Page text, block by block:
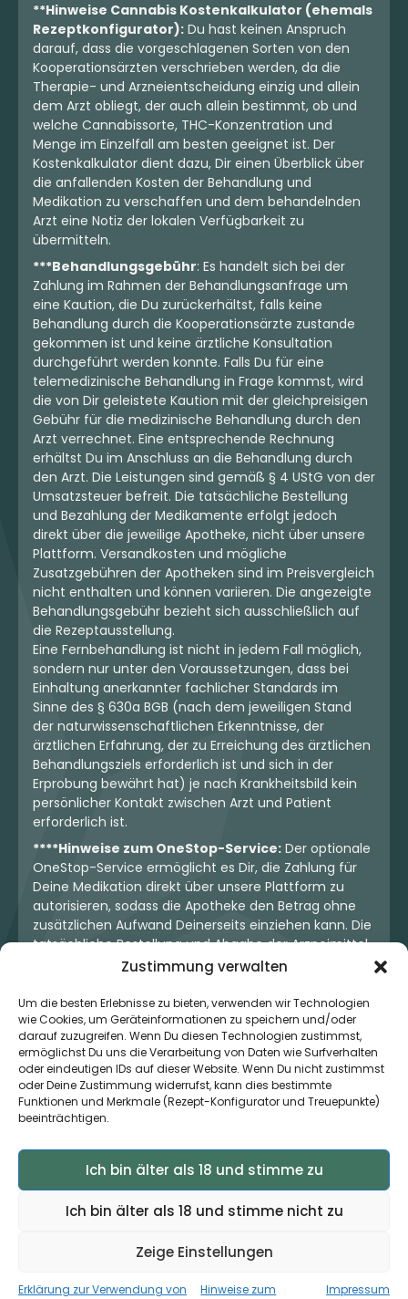
Zustimmung verwalten
Um die besten Erlebnisse zu bieten, verwenden wir Technologien
wie Cookies, um Geräteinformationen zu speichern und/oder
darauf zuzugreifen. Wenn Du diesen Technologien zustimmst,
ermöglichst Du uns die Verarbeitung von Daten wie Surfverhalten
oder eindeutigen IDs auf dieser Website. Wenn Du nicht zustimmst
oder Deine Zustimmung widerrufst, kann dies bestimmte
Funktionen und Merkmale (Rezept-Konfigurator und Treuepunkte)
beeinträchtigen.
Ich bin älter als 18 und stimme zu
Ich bin älter als 18 und stimme nicht zu
Zeige Einstellungen
Erklärung zur Verwendung von
Hinweise zum
Impressum
**Hinweise Cannabis Kostenkalkulator (ehemals
Rezeptkonfigurator): Du hast keinen Anspruch
darauf, dass die vorgeschlagenen Sorten von den
Kooperationsärzten verschrieben werden, da die
Therapie- und Arzneientscheidung einzig und allein
dem Arzt obliegt, der auch allein bestimmt, ob und
welche Cannabissorte, THC-Konzentration und
Menge im Einzelfall am besten geeignet ist. Der
Kostenkalkulator dient dazu, Dir einen Überblick über
die anfallenden Kosten der Behandlung und
Medikation zu verschaffen und dem behandelnden
Arzt eine Notiz der lokalen Verfügbarkeit zu
übermitteln.
***Behandlungsgebühr: Es handelt sich bei der
Zahlung im Rahmen der Behandlungsanfrage um
eine Kaution, die Du zurückerhältst, falls keine
Behandlung durch die Kooperationsärzte zustande
gekommen ist und keine ärztliche Konsultation
durchgeführt werden konnte. Falls Du für eine
telemedizinische Behandlung in Frage kommst, wird
die von Dir geleistete Kaution mit der gleichpreisigen
Gebühr für die medizinische Behandlung durch den
Arzt verrechnet. Eine entsprechende Rechnung
erhältst Du im Anschluss an die Behandlung durch
den Arzt. Die Leistungen sind gemäß § 4 UStG von der
Umsatzsteuer befreit. Die tatsächliche Bestellung
und Bezahlung der Medikamente erfolgt jedoch
direkt über die jeweilige Apotheke, nicht über unsere
Plattform. Versandkosten und mögliche
Zusatzgebühren der Apotheken sind im Preisvergleich
nicht enthalten und können variieren. Die angezeigte
Behandlungsgebühr bezieht sich ausschließlich auf
die Rezeptausstellung.
Eine Fernbehandlung ist nicht in jedem Fall möglich,
sondern nur unter den Voraussetzungen, dass bei
Einhaltung anerkannter fachlicher Standards im
Sinne des § 630a BGB (nach dem jeweiligen Stand
der naturwissenschaftlichen Erkenntnisse, der
ärztlichen Erfahrung, der zu Erreichung des ärztlichen
Behandlungsziels erforderlich ist und sich in der
Erprobung bewährt hat) je nach Krankheitsbild kein
persönlicher Kontakt zwischen Arzt und Patient
erforderlich ist.
****Hinweise zum OneStop-Service: Der optionale
OneStop-Service ermöglicht es Dir, die Zahlung für
Deine Medikation direkt über unsere Plattform zu
autorisieren, sodass die Apotheke den Betrag ohne
zusätzlichen Aufwand Deinerseits einziehen kann. Die
tatsächliche Bestellung und Abgabe der Arzneimittel
erfolgt jedoch ausschließlich über die jeweilige
Dir und der Apotheke. Unser OneStop-Service stellt
kein pharmazeutisches Angebot dar, sondern dient
lediglich der komfortablen Zahlungsabwicklung. Die
Nutzung ist freiwillig und hat keinerlei Einfluss auf die
ärztliche Therapieentscheidung oder die Wahl der
verschriebenen Medikation. Apotheken sind rechtlich
unabhängig und unterliegen den gesetzlichen
© 2026 MedCanOneStop (MCOS GmbH) - Alle Rechte
vorbehalten.